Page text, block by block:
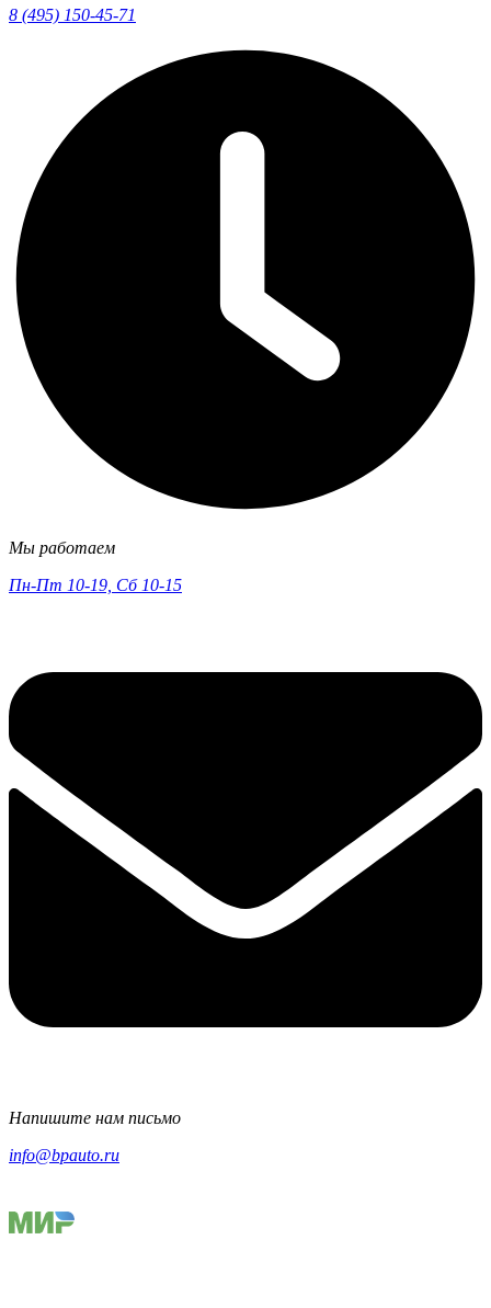
8 (495) 150-45-71
Мы работаем
Пн-Пт 10-19, Сб 10-15
Напишите нам письмо
info@bpauto.ru